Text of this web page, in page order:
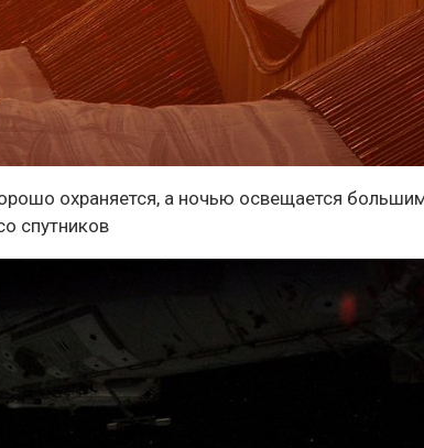
охраняется, а ночью освещается
спутников